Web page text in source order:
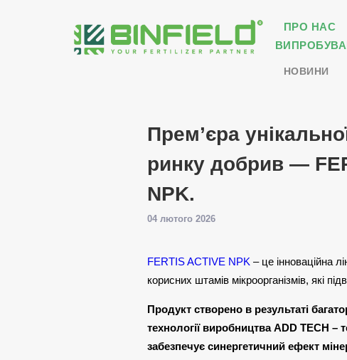
ПРО НАС
НОВИНИ
Прем’єра
ринку добрив —
NPK.
04 лютого 2026
FERTIS ACTIVE NPK – це інноваційна
корисних штамів мікроорганізмів, які
Продукт створено в результаті
технології виробництва ADD TECH –
забезпечує синергетичний ефект